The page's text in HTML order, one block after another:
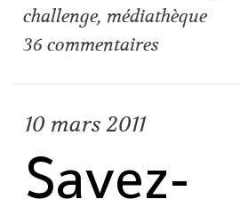
challenge, médiathèque
36 commentaires
10 mars 2011
Savez-